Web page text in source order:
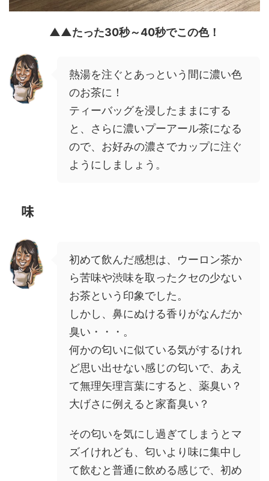
▲▲たった30秒～40秒でこの色！
熱湯を注ぐとあっという間に濃い色
のお茶に！
ティーバッグを浸したままにする
と、さらに濃いプーアール茶になる
ので、お好みの濃さでカップに注ぐ
ようにしましょう。
味
初めて飲んだ感想は、ウーロン茶か
ら苦味や渋味を取ったクセの少ない
お茶という印象でした。
しかし、鼻にぬける香りがなんだか
臭い・・・。
何かの匂いに似ている気がするけれ
ど思い出せない感じの匂いで、あえ
て無理矢理言葉にすると、薬臭い？
大げさに例えると家畜臭い？
その匂いを気にし過ぎてしまうとマ
ズイけれども、匂いより味に集中し
て飲むと普通に飲める感じで、初め